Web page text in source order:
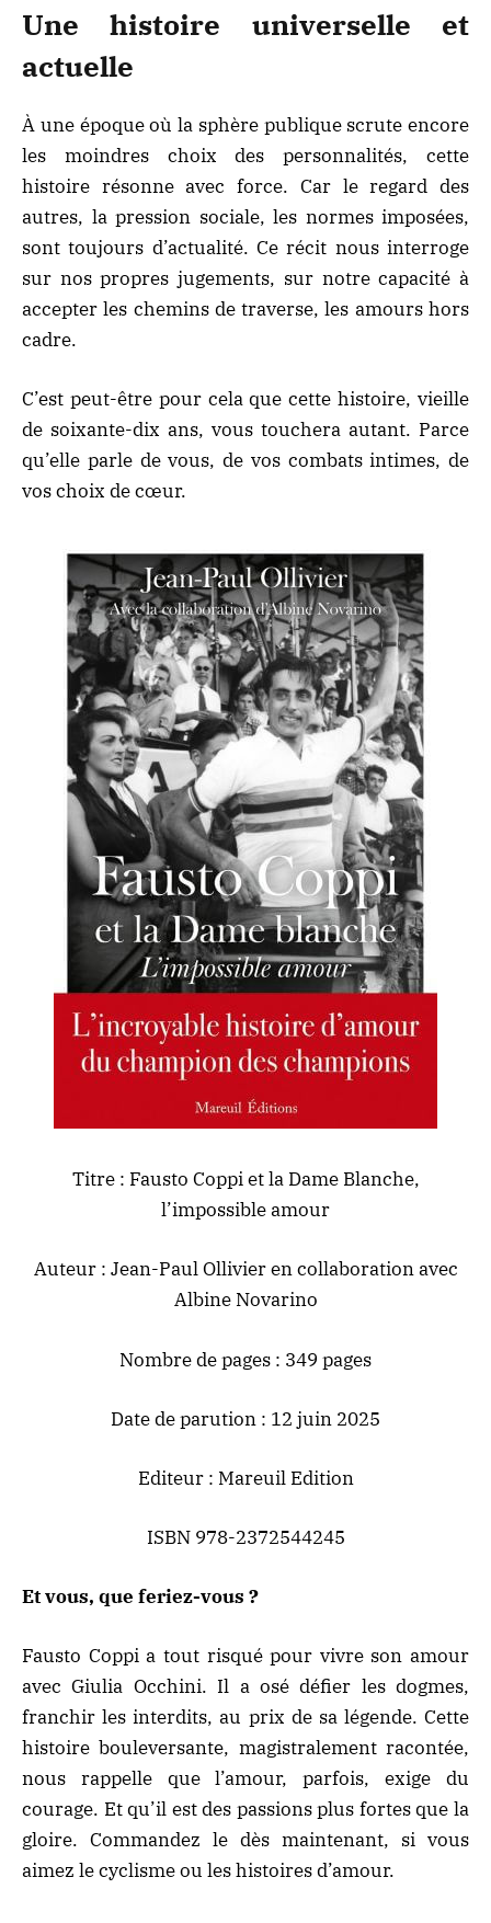
Une histoire universelle et
actuelle
À une époque où la sphère publique scrute encore
les moindres choix des personnalités, cette
histoire résonne avec force. Car le regard des
autres, la pression sociale, les normes imposées,
sont toujours d’actualité. Ce récit nous interroge
sur nos propres jugements, sur notre capacité à
accepter les chemins de traverse, les amours hors
cadre.
C’est peut-être pour cela que cette histoire, vieille
de soixante-dix ans, vous touchera autant. Parce
qu’elle parle de vous, de vos combats intimes, de
vos choix de cœur.
Titre : Fausto Coppi et la Dame Blanche,
l’impossible amour
Auteur : Jean-Paul Ollivier en collaboration avec
Albine Novarino
Nombre de pages : 349 pages
Date de parution : 12 juin 2025
Editeur : Mareuil Edition
ISBN 978-2372544245
Et vous, que feriez-vous ?
Fausto Coppi a tout risqué pour vivre son amour
avec Giulia Occhini. Il a osé défier les dogmes,
franchir les interdits, au prix de sa légende. Cette
histoire bouleversante, magistralement racontée,
nous rappelle que l’amour, parfois, exige du
courage. Et qu’il est des passions plus fortes que la
gloire. Commandez le dès maintenant, si vous
aimez le cyclisme ou les histoires d’amour.